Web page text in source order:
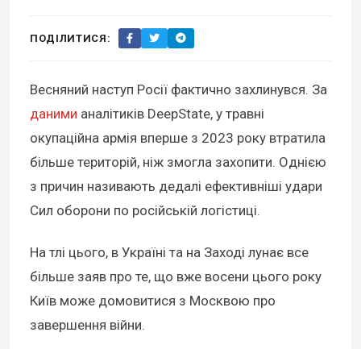
ПОДІЛИТИСЯ:
Весняний наступ Росії фактично захлинувся. За
даними аналітиків DeepState, у травні
окупаційна армія вперше з 2023 року втратила
більше територій, ніж змогла захопити. Однією
з причин називають дедалі ефективніші удари
Сил оборони по російській логістиці.
На тлі цього, в Україні та на Заході лунає все
більше заяв про те, що вже восени цього року
Київ може домовитися з Москвою про
завершення війни.